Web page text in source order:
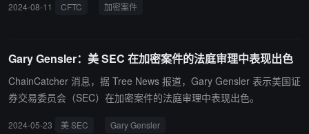
McGinley 表示，随着越来越多的美国人成为加密资产诈骗的受害
据《商品交易法》（CEA），CFTC 没有披露举报人的身份、具体执
法行动或确切的奖励金额。“在上一财年，加密资产案件几乎占 CFTC
案卷的 50%，而当年大部分举报举报都与加密资产有关。”
2024-08-11 CFTC 加密案件
Gary Gensler：美 SEC 在加密案件的法庭审理中表现出色
ChainCatcher 消息，据 Tree News 报道，Gary Gensler 表示美国证
券交易委员会（SEC）在加密案件的法庭审理中表现出色。
2024-05-23 美 SEC Gary Gensler